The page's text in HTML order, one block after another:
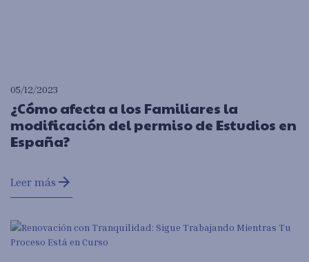
05/12/2023
¿Cómo afecta a los Familiares la
modificación del permiso de Estudios en
España?
Leer más arrow_forward